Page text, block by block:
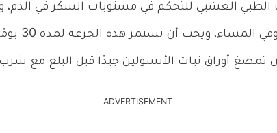
الطبي العشبي للتحكم في مستويات السكر في
تناول
أوراق نبات الأنسولين جيدًا قبل البلع مع شرب
ADVERTISEMENT